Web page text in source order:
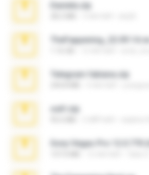
Daniela.zip
TheFappening_22.09.14.rar
Telegram fabiana.zip
ouh!.zip